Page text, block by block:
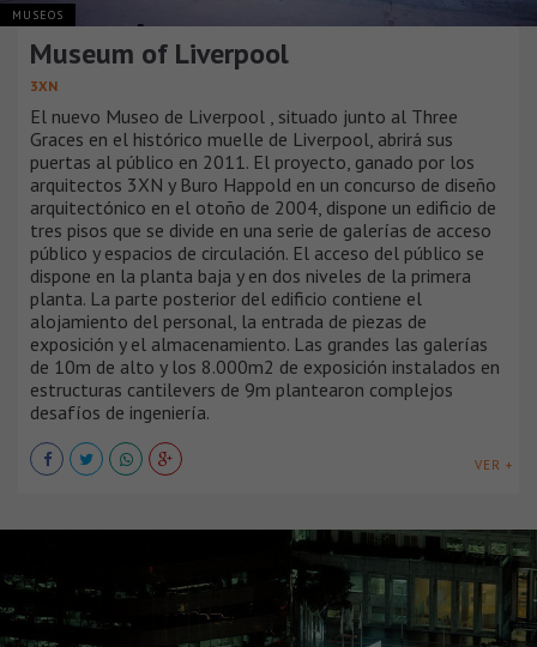
MUSEOS
Museum of Liverpool
3XN
El nuevo Museo de Liverpool , situado junto al Three
Graces en el histórico muelle de Liverpool, abrirá sus
puertas al público en 2011. El proyecto, ganado por los
arquitectos 3XN y Buro Happold en un concurso de diseño
arquitectónico en el otoño de 2004, dispone un edificio de
tres pisos que se divide en una serie de galerías de acceso
público y espacios de circulación. El acceso del público se
dispone en la planta baja y en dos niveles de la primera
planta. La parte posterior del edificio contiene el
alojamiento del personal, la entrada de piezas de
exposición y el almacenamiento. Las grandes las galerías
de 10m de alto y los 8.000m2 de exposición instalados en
estructuras cantilevers de 9m plantearon complejos
desafíos de ingeniería.
VER +